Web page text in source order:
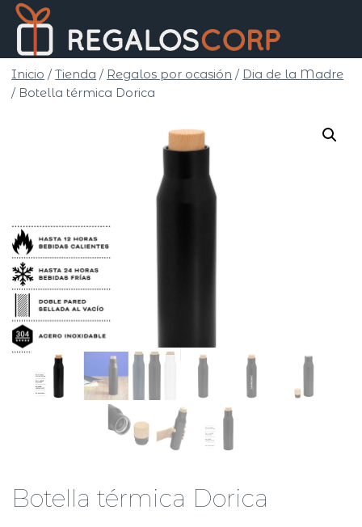
Saltar
contenido
Inicio / Tienda / Regalos por ocasión / Dia de la Madre
/ Botella térmica Dorica
Botella térmica Dorica